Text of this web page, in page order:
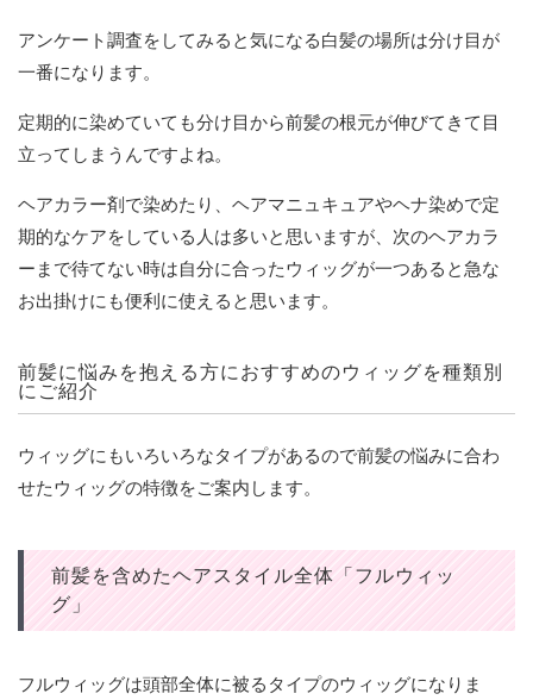
アンケート調査をしてみると気になる白髪の場所は分け目が
一番になります。
定期的に染めていても分け目から前髪の根元が伸びてきて目
立ってしまうんですよね。
ヘアカラー剤で染めたり、ヘアマニュキュアやヘナ染めで定
期的なケアをしている人は多いと思いますが、次のヘアカラ
ーまで待てない時は自分に合ったウィッグが一つあると急な
お出掛けにも便利に使えると思います。
前髪に悩みを抱える方におすすめのウィッグを種類別
にご紹介
ウィッグにもいろいろなタイプがあるので前髪の悩みに合わ
せたウィッグの特徴をご案内します。
前髪を含めたヘアスタイル全体「フルウィッ
グ」
フルウィッグは頭部全体に被るタイプのウィッグになりま